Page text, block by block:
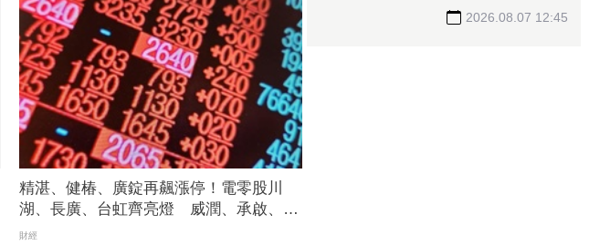
精湛、健椿、廣錠再飆漲停！電零股川
湖、長廣、台虹齊亮燈 威潤、承啟、永
擎攻頂鎖不住
財經
2026.08.07 12:45